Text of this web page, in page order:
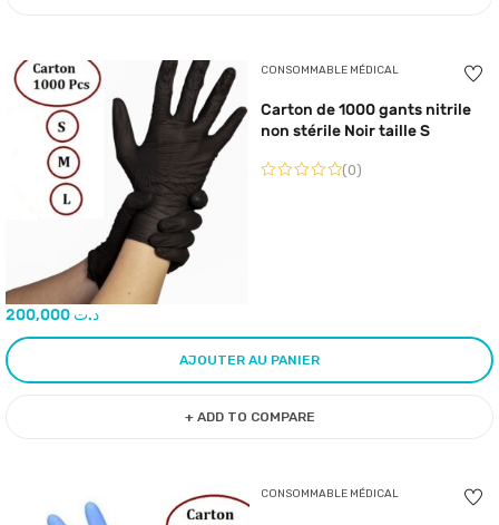
CONSOMMABLE MÉDICAL
Carton de 1000 gants nitrile
non stérile Noir taille S
(0)
د.ت
AJOUTER AU PANIER
+ ADD TO COMPARE
CONSOMMABLE MÉDICAL